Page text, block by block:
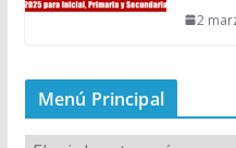
2
Menú Principal